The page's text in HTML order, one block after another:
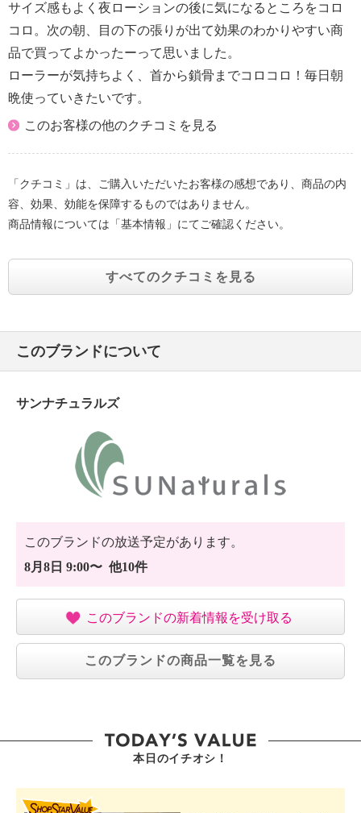
サイズ感もよく夜ローションの後に気になるところをコロ
コロ。次の朝、目の下の張りが出て効果のわかりやすい商
品で買ってよかったーって思いました。
ローラーが気持ちよく、首から鎖骨までコロコロ！毎日朝
晩使っていきたいです。
このお客様の他のクチコミを見る
「クチコミ」は、ご購入いただいたお客様の感想であり、商品の内
容、効果、効能を保障するものではありません。
商品情報については「基本情報」にてご確認ください。
すべてのクチコミを見る
このブランドについて
サンナチュラルズ
このブランドの放送予定があります。
8月8日 9:00〜 他10件
このブランドの新着情報を受け取る
このブランドの商品一覧を見る
本日のイチオシ！